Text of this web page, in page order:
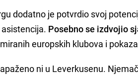
dodatno je potvrdio svoj
Posebno se izdvojio
europskih klubova i
ni u Leverkusenu.